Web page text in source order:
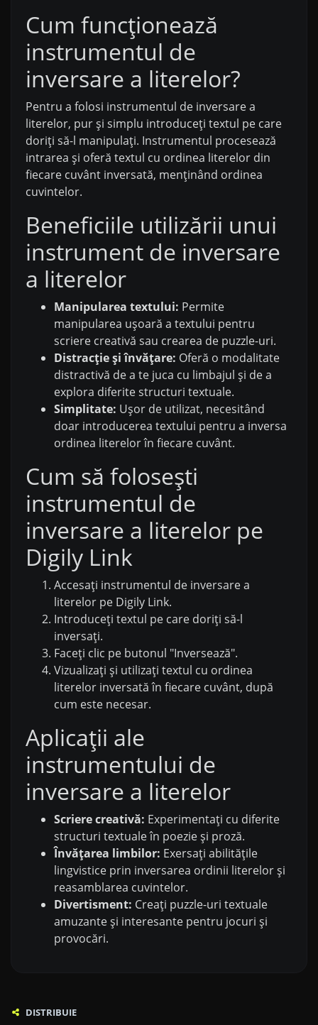
Cum funcționează
instrumentul de
inversare a literelor?
Pentru a folosi instrumentul de inversare a
literelor, pur și simplu introduceți textul pe care
doriți să-l manipulați. Instrumentul procesează
intrarea și oferă textul cu ordinea literelor din
fiecare cuvânt inversată, menținând ordinea
cuvintelor.
Beneficiile utilizării unui
instrument de inversare
a literelor
Manipularea textului: Permite
manipularea ușoară a textului pentru
scriere creativă sau crearea de puzzle-uri.
Distracție și învățare: Oferă o modalitate
distractivă de a te juca cu limbajul și de a
explora diferite structuri textuale.
Simplitate: Ușor de utilizat, necesitând
doar introducerea textului pentru a inversa
ordinea literelor în fiecare cuvânt.
Cum să folosești
instrumentul de
inversare a literelor pe
Digily Link
Accesați instrumentul de inversare a
literelor pe Digily Link.
Introduceți textul pe care doriți să-l
inversați.
Faceți clic pe butonul "Inversează".
Vizualizați și utilizați textul cu ordinea
literelor inversată în fiecare cuvânt, după
cum este necesar.
Aplicații ale
instrumentului de
inversare a literelor
Scriere creativă: Experimentați cu diferite
structuri textuale în poezie și proză.
Învățarea limbilor: Exersați abilitățile
lingvistice prin inversarea ordinii literelor și
reasamblarea cuvintelor.
Divertisment: Creați puzzle-uri textuale
amuzante și interesante pentru jocuri și
provocări.
DISTRIBUIE